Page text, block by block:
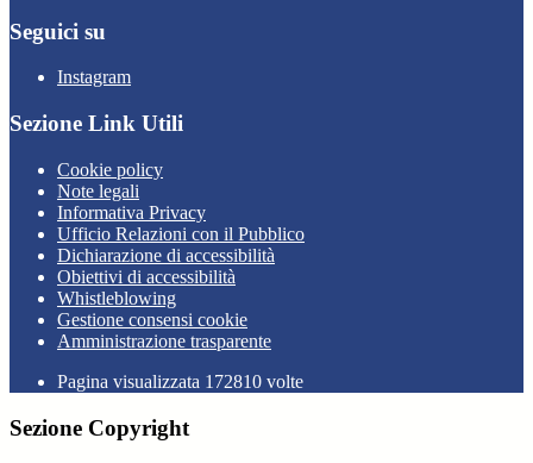
Seguici su
Instagram
Sezione Link Utili
Cookie policy
Note legali
Informativa Privacy
Ufficio Relazioni con il Pubblico
Dichiarazione di accessibilità
Obiettivi di accessibilità
Whistleblowing
Gestione consensi cookie
Amministrazione trasparente
Pagina visualizzata 172810 volte
Sezione Copyright